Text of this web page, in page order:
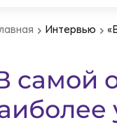
Интервью
самой